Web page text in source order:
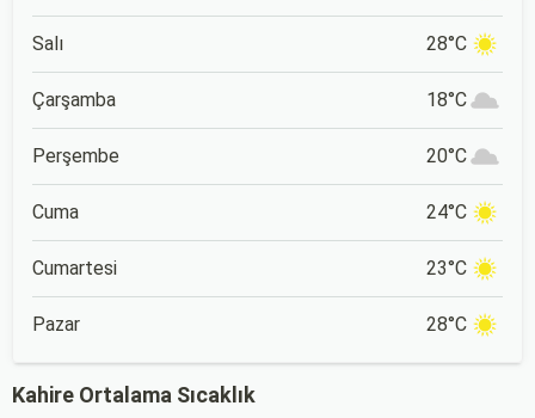
Salı 28°C
Çarşamba 18°C
Perşembe 20°C
Cuma 24°C
Cumartesi 23°C
Pazar 28°C
Kahire Ortalama Sıcaklık